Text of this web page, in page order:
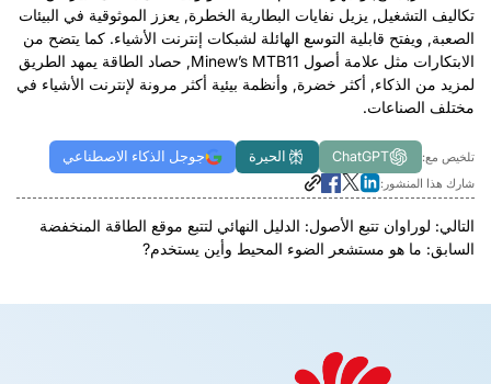
تكاليف التشغيل, يزيل نفايات البطارية الخطرة, يعزز الموثوقية في البيئات
الصعبة, ويفتح قابلية التوسع الهائلة لشبكات إنترنت الأشياء. كما يتضح من
الابتكارات مثل علامة أصول Minew’s MTB11, حصاد الطاقة يمهد الطريق
لمزيد من الذكاء, أكثر خضرة, وأنظمة بيئية أكثر مرونة لإنترنت الأشياء في
مختلف الصناعات.
تلخيص مع: ChatGPT الحيرة جوجل الذكاء الاصطناعي
شارك هذا المنشور:
التالي: لوراوان تتبع الأصول: الدليل النهائي لتتبع موقع الطاقة المنخفضة
السابق: ما هو مستشعر الضوء المحيط وأين يستخدم?